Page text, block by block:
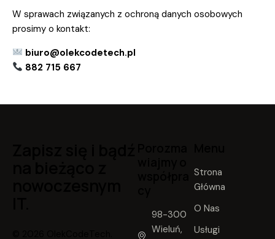
W sprawach związanych z ochroną danych osobowych
prosimy o kontakt:
biuro@olekcodetech.pl
882 715 667
98-300
Wieluń,
Strona
Główna
O Nas
Usługi